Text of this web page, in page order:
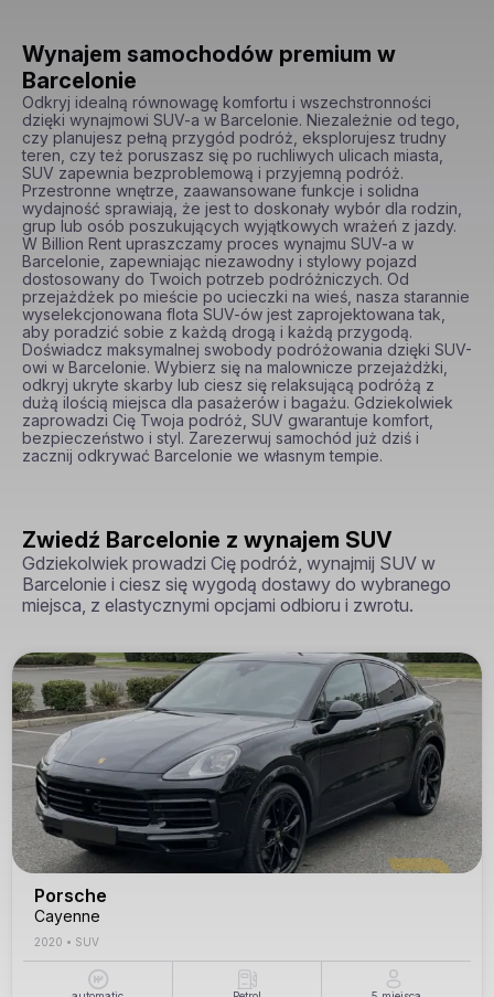
Wynajem samochodów premium w
Barcelonie
Odkryj idealną równowagę komfortu i wszechstronności
dzięki wynajmowi SUV-a w Barcelonie. Niezależnie od tego,
czy planujesz pełną przygód podróż, eksplorujesz trudny
teren, czy też poruszasz się po ruchliwych ulicach miasta,
SUV zapewnia bezproblemową i przyjemną podróż.
Przestronne wnętrze, zaawansowane funkcje i solidna
wydajność sprawiają, że jest to doskonały wybór dla rodzin,
grup lub osób poszukujących wyjątkowych wrażeń z jazdy.
W Billion Rent upraszczamy proces wynajmu SUV-a w
Barcelonie, zapewniając niezawodny i stylowy pojazd
dostosowany do Twoich potrzeb podróżniczych. Od
przejażdżek po mieście po ucieczki na wieś, nasza starannie
wyselekcjonowana flota SUV-ów jest zaprojektowana tak,
aby poradzić sobie z każdą drogą i każdą przygodą.
Doświadcz maksymalnej swobody podróżowania dzięki SUV-
owi w Barcelonie. Wybierz się na malownicze przejażdżki,
odkryj ukryte skarby lub ciesz się relaksującą podróżą z
dużą ilością miejsca dla pasażerów i bagażu. Gdziekolwiek
zaprowadzi Cię Twoja podróż, SUV gwarantuje komfort,
bezpieczeństwo i styl. Zarezerwuj samochód już dziś i
zacznij odkrywać Barcelonie we własnym tempie.
Zwiedź Barcelonie z wynajem SUV
Gdziekolwiek prowadzi Cię podróż, wynajmij SUV w
Barcelonie i ciesz się wygodą dostawy do wybranego
miejsca, z elastycznymi opcjami odbioru i zwrotu.
Porsche
Cayenne
2020 • SUV